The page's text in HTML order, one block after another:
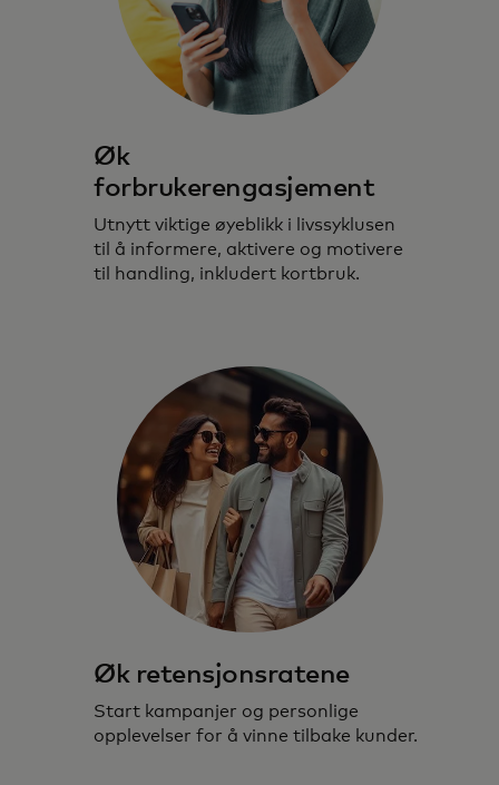
Øk
forbrukerengasjement
Utnytt viktige øyeblikk i livssyklusen
til å informere, aktivere og motivere
til handling, inkludert kortbruk.
Øk retensjonsratene
Start kampanjer og personlige
opplevelser for å vinne tilbake kunder.